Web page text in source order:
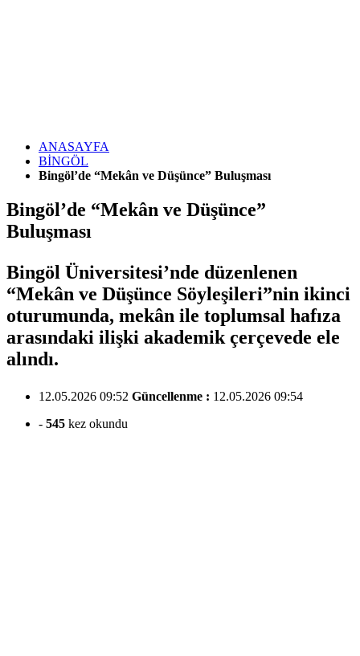
ANASAYFA
BİNGÖL
Bingöl’de “Mekân ve Düşünce” Buluşması
Bingöl’de “Mekân ve Düşünce”
Buluşması
Bingöl Üniversitesi’nde düzenlenen
“Mekân ve Düşünce Söyleşileri”nin ikinci
oturumunda, mekân ile toplumsal hafıza
arasındaki ilişki akademik çerçevede ele
alındı.
12.05.2026 09:52 Güncellenme : 12.05.2026 09:54
- 545 kez okundu